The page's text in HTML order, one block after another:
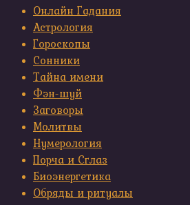
Онлайн Гадания
Астрология
Гороскопы
Сонники
Тайна имени
Фэн-шуй
Заговоры
Молитвы
Нумерология
Порча и Сглаз
Биоэнергетика
Обряды и ритуалы